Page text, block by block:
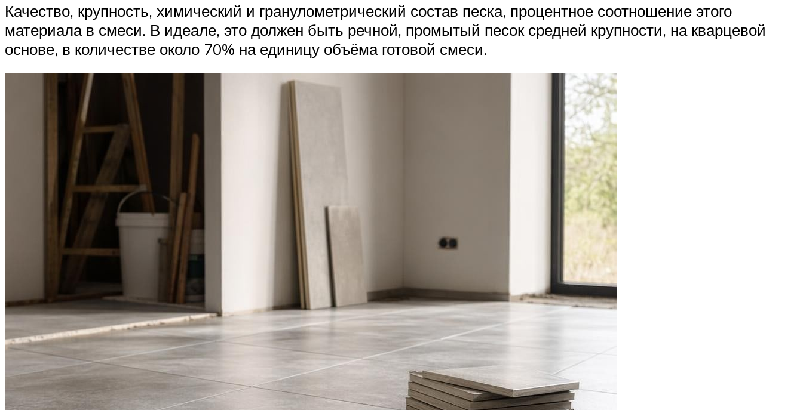
Качество, крупность, химический и гранулометрический состав песка, процентное соотношение этого
материала в смеси. В идеале, это должен быть речной, промытый песок средней крупности, на кварцевой
основе, в количестве около 70% на единицу объёма готовой смеси.